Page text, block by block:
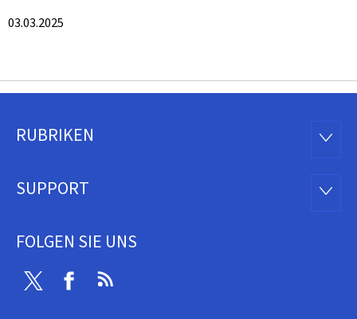
03.03.2025
Footer
RUBRIKEN
SUPPORT
FOLGEN SIE UNS
Twitter Facebook